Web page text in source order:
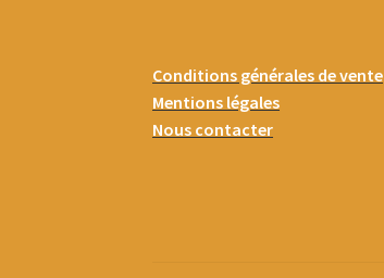
Conditions générales de vente
Mentions légales
Nous contacter